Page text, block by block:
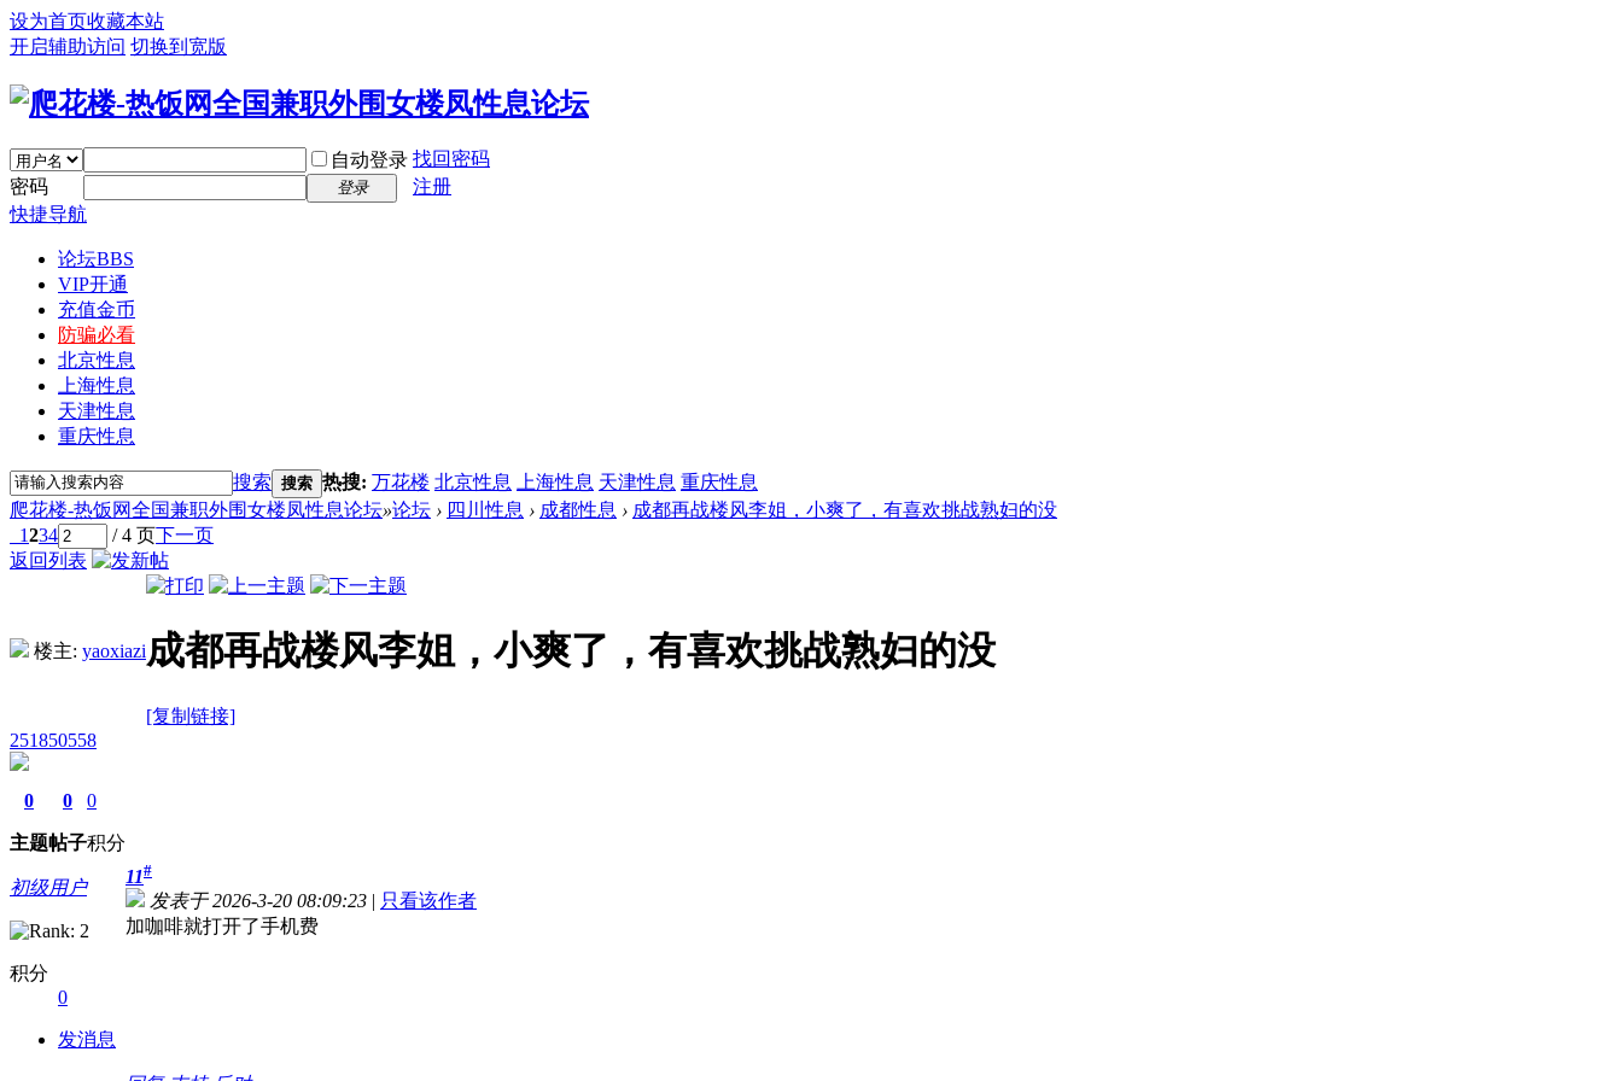
设为首页收藏本站
开启辅助访问 切换到宽版
自动登录 找回密码
密码
登录
注册
快捷导航
论坛BBS
VIP开通
充值金币
防骗必看
北京性息
上海性息
天津性息
重庆性息
搜索 搜索 热搜: 万花楼 北京性息 上海性息 天津性息 重庆性息
爬花楼-热饭网全国兼职外围女楼凤性息论坛»论坛 › 四川性息 › 成都性息 › 成都再战楼风李姐，小爽了，有喜欢挑战熟妇的没
1234 / 4 页下一页
返回列表
楼主: yaoxiazi成都再战楼风李姐，小爽了，有喜欢挑战熟妇的没
[复制链接]
251850558
0
主题
0
帖子
0
积分
初级用户
积分
0
发消息
11#
发表于 2026-3-20 08:09:23 | 只看该作者
加咖啡就打开了手机费